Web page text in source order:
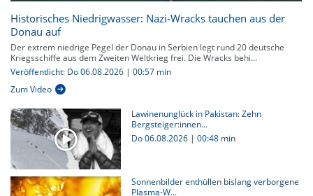
Historisches Niedrigwasser: Nazi-Wracks tauchen aus der
Donau auf
Der extrem niedrige Pegel der Donau in Serbien legt rund 20 deutsche
Kriegsschiffe aus dem Zweiten Weltkrieg frei. Die Wracks behi...
Veröffentlicht: Do 06.08.2026 | 00:57 min
Zum Video
Lawinenunglück in Pakistan: Zehn
Bergsteiger:innen...
Do 06.08.2026 | 00:48 min
Sonnenbilder enthüllen bislang verborgene
Plasma-W...